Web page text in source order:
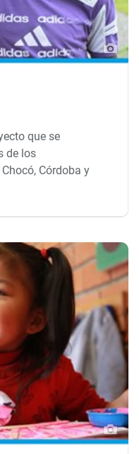
que se
de los
Córdoba y